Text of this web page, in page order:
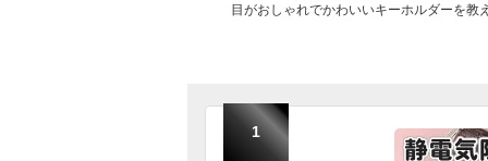
目がおしゃれでかわいいキーホルダーを教
1